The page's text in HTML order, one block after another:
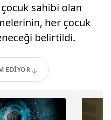
sahibi olan
her çocuk
belirtildi.
EDIYOR